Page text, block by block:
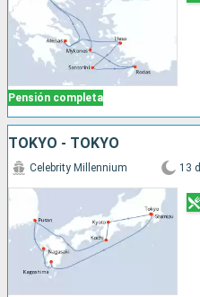
Pensión completa
TOKYO - TOKYO
Celebrity Millennium 13 d